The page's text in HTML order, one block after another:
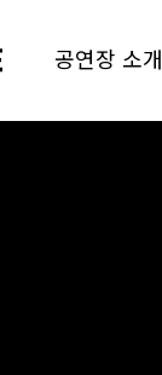
공연장 소개